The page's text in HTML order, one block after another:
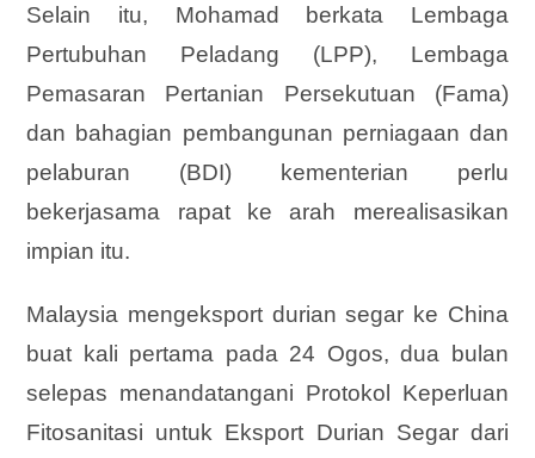
Selain itu, Mohamad berkata Lembaga
Pertubuhan Peladang (LPP), Lembaga
Pemasaran Pertanian Persekutuan (Fama)
dan bahagian pembangunan perniagaan dan
pelaburan (BDI) kementerian perlu
bekerjasama rapat ke arah merealisasikan
impian itu.
Malaysia mengeksport durian segar ke China
buat kali pertama pada 24 Ogos, dua bulan
selepas menandatangani Protokol Keperluan
Fitosanitasi untuk Eksport Durian Segar dari